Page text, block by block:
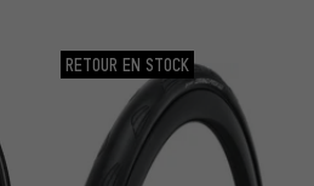
RETOUR EN STOCK